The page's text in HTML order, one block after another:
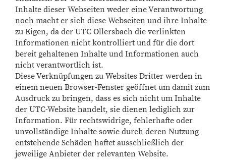
Inhalte dieser Webseiten weder eine Verantwortung
noch macht er sich diese Webseiten und ihre Inhalte
zu Eigen, da der UTC Ollersbach die verlinkten
Informationen nicht kontrolliert und für die dort
bereit gehaltenen Inhalte und Informationen auch
nicht verantwortlich ist.
Diese Verknüpfungen zu Websites Dritter werden in
einem neuen Browser-Fenster geöffnet um damit zum
Ausdruck zu bringen, dass es sich nicht um Inhalte
der UTC-Website handelt, sie dienen lediglich zur
Information. Für rechtswidrige, fehlerhafte oder
unvollständige Inhalte sowie durch deren Nutzung
entstehende Schäden haftet ausschließlich der
jeweilige Anbieter der relevanten Website.